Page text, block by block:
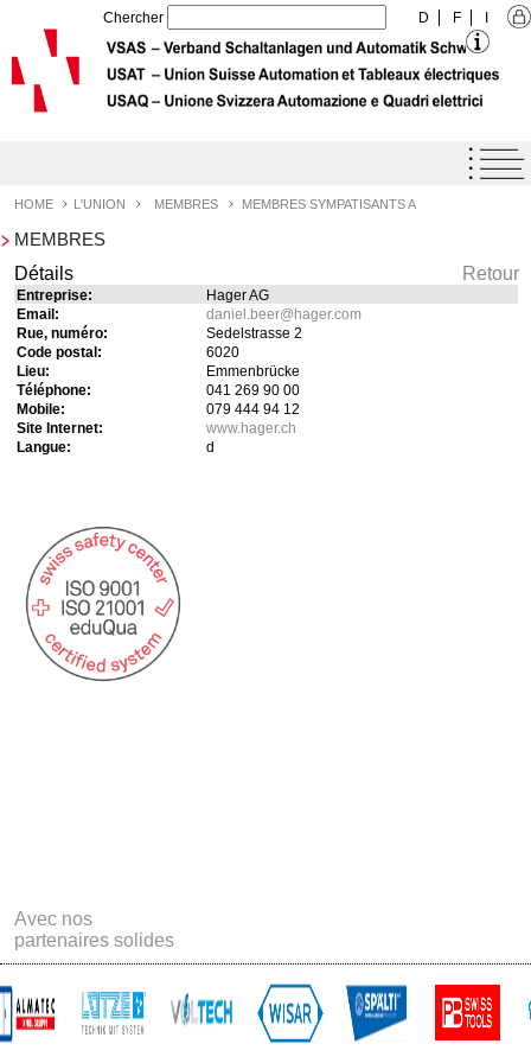
Chercher D F
Agenda
Label de qualité USAT
Prestations
L'Union
Profil de l'Union
Objectifs de l'Union
Organisation
Membres
Statuts USAT
Postes ouvertes
Formation
HOME L'UNION MEMBRES MEMBRES SYMPATISANTS A
MEMBRES
Détails
Retour
Entreprise:
Hager AG
Email:
daniel.beer@ hager.com
Rue, numéro:
Sedelstrasse 2
Code postal:
6020
Lieu:
Emmenbrücke
Téléphone:
041 269 90 00
Mobile:
079 444 94 12
Site Internet:
www.hager.ch
Langue:
d
Avec nos
partenaires solides